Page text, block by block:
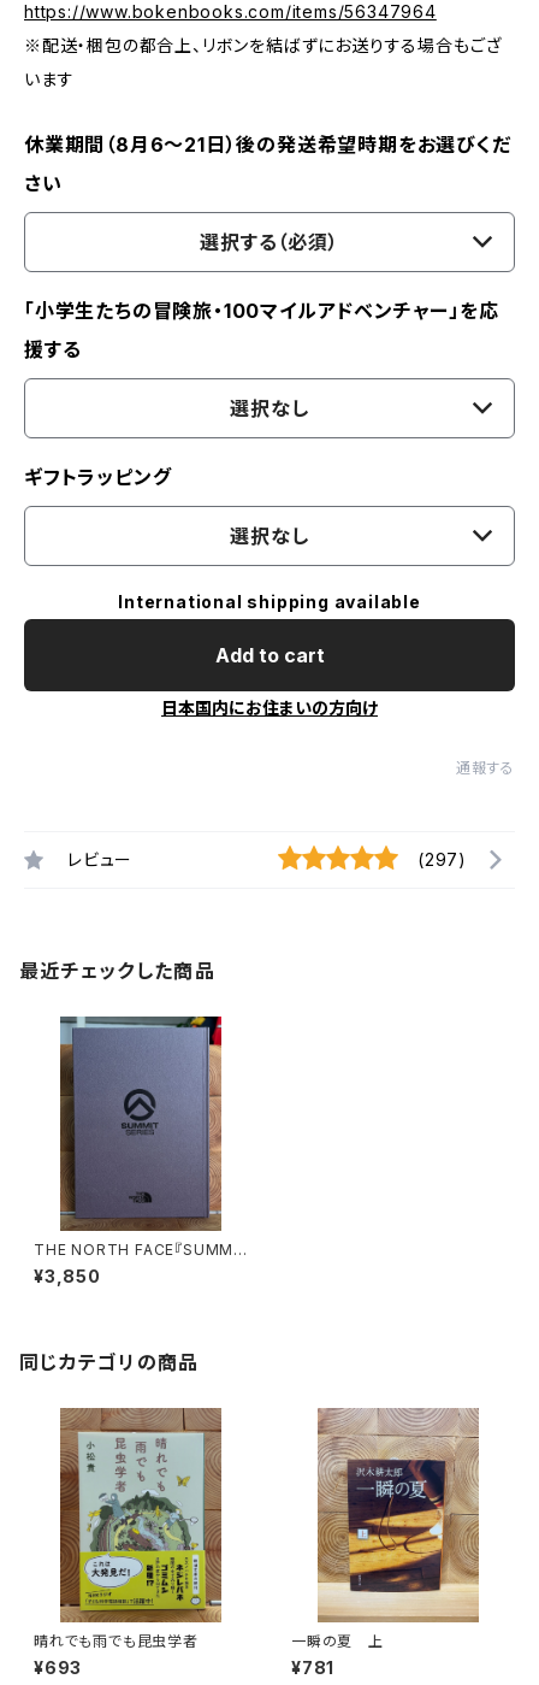
https://www.bokenbooks.com/items/56347964
※配送・梱包の都合上、リボンを結ばずにお送りする場合もござ
います
休業期間（8月6〜21日）後の発送希望時期をお選びくだ
さい
選択する（必須）
「小学生たちの冒険旅・100マイルアドベンチャー」を応
援する
選択なし
ギフトラッピング
選択なし
International shipping available
Add to cart
日本国内にお住まいの方向け
通報する
レビュー (297)
最近チェックした商品
THE NORTH FACE『SUMMI
T SERIES BOOK』
¥3,850
同じカテゴリの商品
晴れでも雨でも昆虫学者
¥693
一瞬の夏 上
¥781